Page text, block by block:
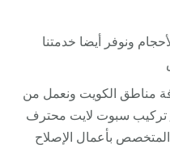
ونوفر أيضا خدمتنا
مناطق الكويت ونعمل من
تركيب سبوت لايت محترف
بأعمال الإصلاح